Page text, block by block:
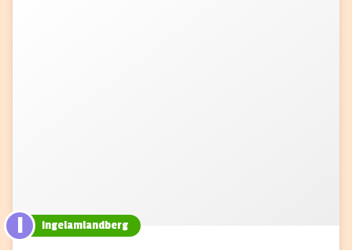
I ingelamlandberg